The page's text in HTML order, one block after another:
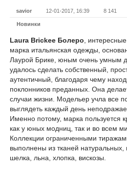
savior 12-01-2017, 16:39 8 141
Новинки
Laura Brickee Болеро ,
марка итальянская одежды,
Лаурой Брике, юным очень умным
удалось сделать собственный,
аутентичный, благодаря чему
поклонников преданных. Она
случаи жизни. Модельер учла все
выглядеть каждый день
Именно потому, марка пользуется
как у юных модниц, так и во всем
Коллекции ограниченными
выполнены из тканей натуральных,
шелка, льна, хлопка, вискозы.